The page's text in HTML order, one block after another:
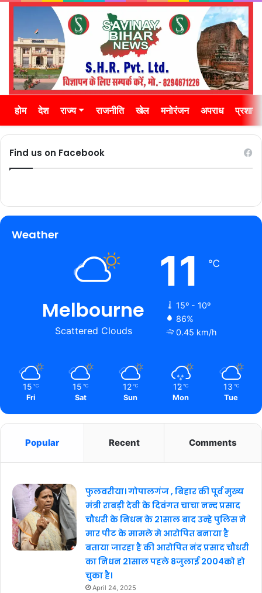
होम देश राज्य राजनीति खेल मनोरंजन अपराध
Find us on Facebook
Weather
Melbourne
Scattered Clouds
11 ℃
15º - 10º
86%
0.45 km/h
15 ℃
Fri
15 ℃
Sat
12 ℃
Sun
12 ℃
Mon
13 ℃
Tue
Popular Recent Comments
फुलवरीया। गोपालगंज , बिहार की पूर्व मुख्य
मंत्री राबड़ी देवी के दिवंगत चाचा नन्द प्रसाद
चौधरी के निधन के 21साल बाद उन्हे पुलिस ने
मार पीट के मामले मे आरोपित बनाया है
बताया जारहा है की आरोपित नंद प्रसाद चौधरी
का निधन 21साल पहले 8जुलाई 2004को हो
चुका है।
April 24, 2025